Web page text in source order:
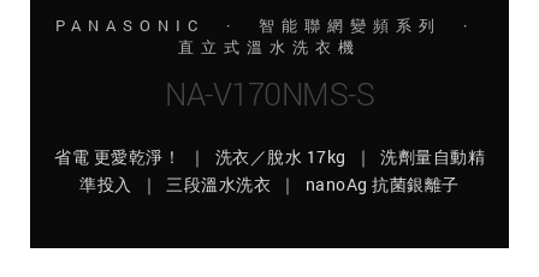
PANASONIC · 智能聯網變頻系列 ·
直立式溫水洗衣機
NA-V170NMS-S
省電 更愛乾淨！ ｜ 洗衣／脫水 17kg ｜ 洗劑量自動精
準投入 ｜ 三段溫水洗衣 ｜ nanoAg 抗菌銀離子